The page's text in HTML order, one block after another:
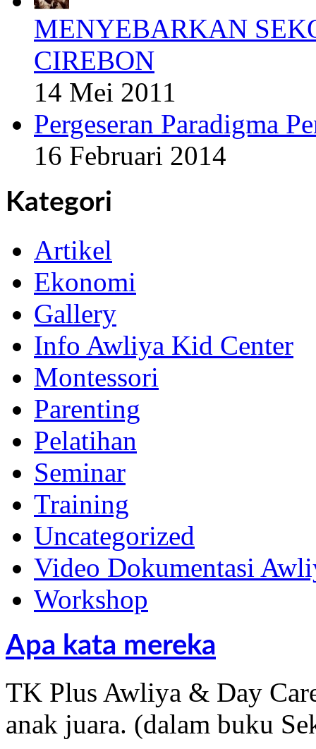
MENYEBARKAN
CIREBON
14 Mei 2011
Pergeseran Paradigma
16 Februari 2014
Kategori
Artikel
Ekonomi
Gallery
Info Awliya Kid Center
Montessori
Parenting
Pelatihan
Seminar
Training
Uncategorized
Video Dokumentasi
Workshop
Apa kata mereka
TK Plus Awliya & Day
anak juara. (dalam buku